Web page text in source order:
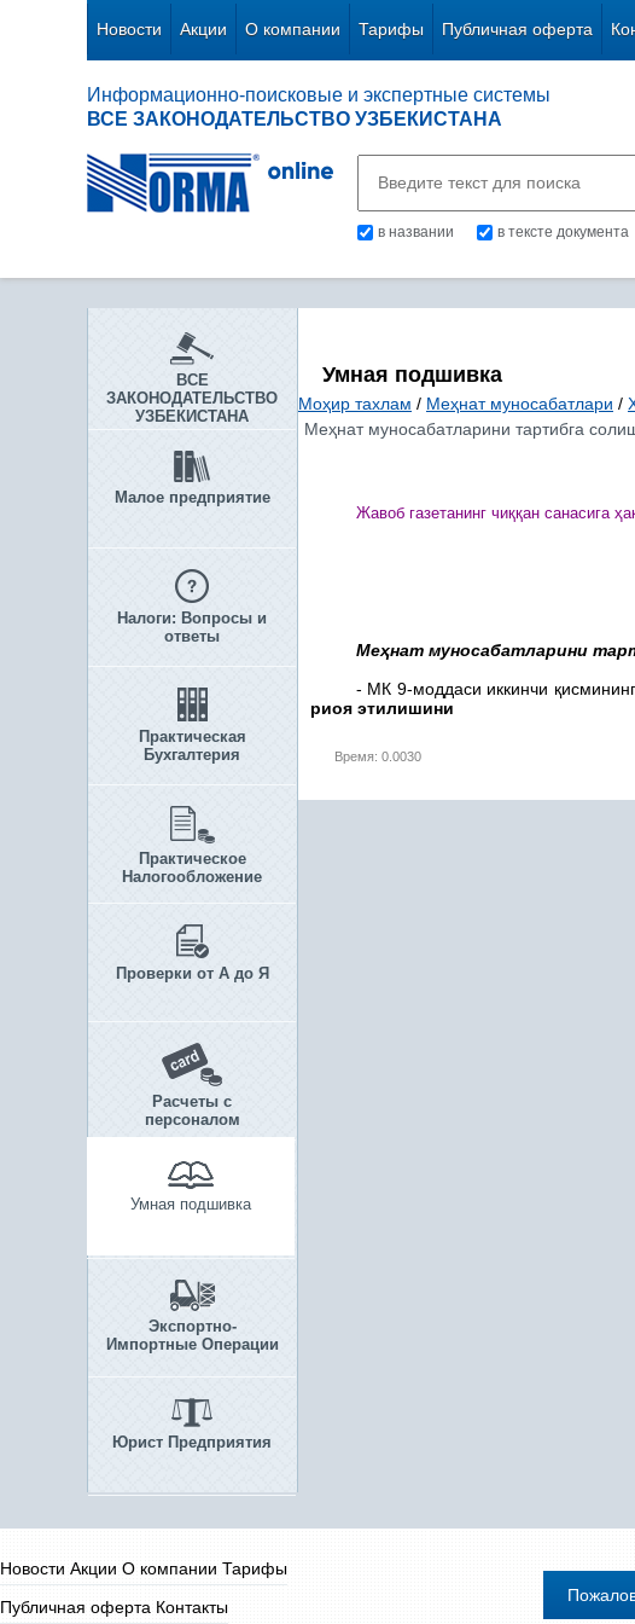
Новости Акции О компании Тарифы Публичная оферта
Информационно-поисковые и экспертные системы
ВСЕ ЗАКОНОДАТЕЛЬСТВО УЗБЕКИСТАНА
в названии в тексте документа
ВСЕ
ЗАКОНОДАТЕЛЬСТВО
УЗБЕКИСТАНА
Малое предприятие
Налоги: Вопросы и
ответы
Практическая
Бухгалтерия
Практическое
Налогообложение
Проверки от А до Я
Расчеты с
персоналом
Умная подшивка
Экспортно-
Импортные Операции
Юрист Предприятия
Умная подшивка
Моҳир тахлам / Меҳнат муносабатлари /
Меҳнат муносабатларини тартибга
Жавоб газетанинг чиққан санасига ҳа
Меҳнат муносабатларини
- МК 9-моддаси иккинчи қисмининг
риоя этилишини
Время: 0.0030
Новости Акции О компании Тарифы
Публичная оферта Контакты